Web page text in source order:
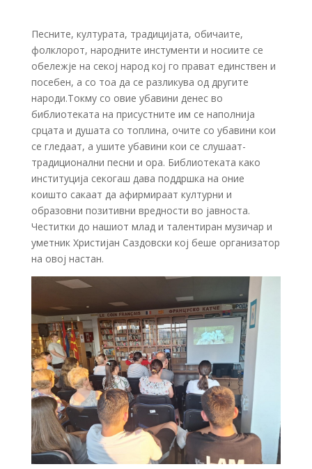
Песните, културата, традицијата, обичаите,
фолклорот, народните инстументи и носиите се
обележје на секој народ кој го прават единствен и
посебен, а со тоа да се разликува од другите
народи.Токму со овие убавини денес во
библиотеката на присустните им се наполнија
срцата и душата со топлина, очите со убавини кои
се гледаат, а ушите убавини кои се слушаат-
традиционални песни и ора. Библиотеката како
институција секогаш дава поддршка на оние
коишто сакаат да афирмираат културни и
образовни позитивни вредности во јавноста.
Честитки до нашиот млад и талентиран музичар и
уметник Христијан Саздовски кој беше организатор
на овој настан.